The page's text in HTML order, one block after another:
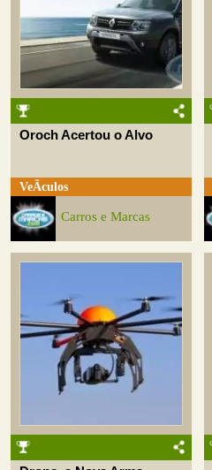
Oroch Acertou o Alvo
VeÃ­culos
Carros e Marcas